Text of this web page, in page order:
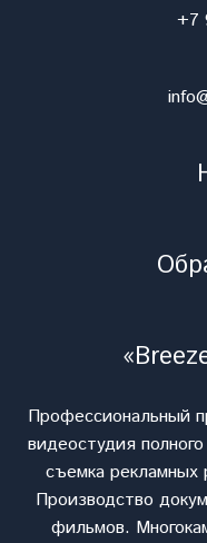
+7
Профессиональный
видеостудия
съемка рекламных
Производство
фильмов.